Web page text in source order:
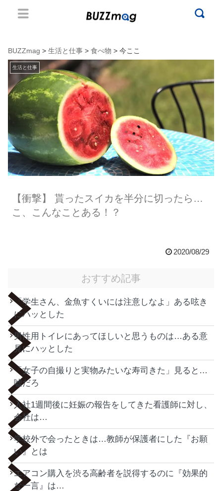
BUZZmag > 生活と仕事 > 食べ物 > 今ここ
生活と仕事
【衝撃】 貰ったスイカを半分に切ったら…
こ、こんなことある！？
2020/08/29
おすすめ記事
「学生さん、金魚すくいには注意しなよ」ある呟き
にハッとした
男性用トイレにあってほしいと思うものは…ある意
見にハッとした
「女子の自撮りと実物みたいな寿司きた」見ると…
嘘だろ
入社1週間後に妊娠の報告をしてきた看護師に対し、
会社は…
学校外で会ったときは…教師が保護者にした『お願
い』とは
エアコン購入を渋る高齢者を説得するのに『効果的
な一言』は…